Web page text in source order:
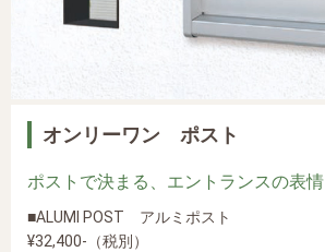
オンリーワン ポスト
ポストで決まる、エントランスの表情
■ALUMI POST アルミポスト
¥32,400-（税別）